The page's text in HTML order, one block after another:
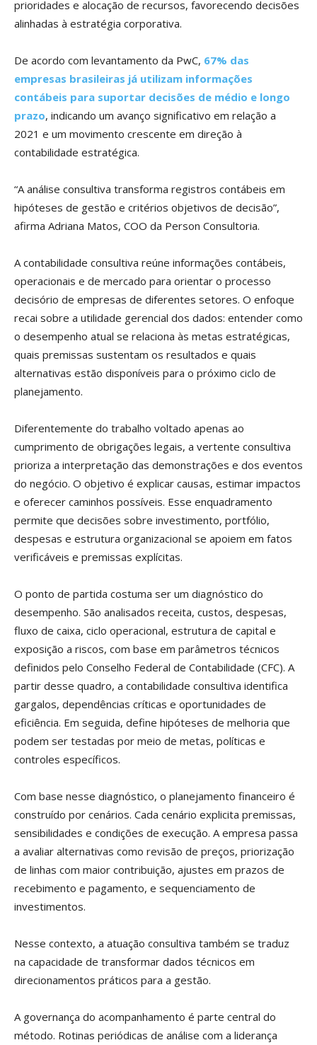
prioridades e alocação de recursos, favorecendo decisões
alinhadas à estratégia corporativa.
De acordo com levantamento da PwC, 67% das
empresas brasileiras já utilizam informações
contábeis para suportar decisões de médio e longo
prazo, indicando um avanço significativo em relação a
2021 e um movimento crescente em direção à
contabilidade estratégica.
“A análise consultiva transforma registros contábeis em
hipóteses de gestão e critérios objetivos de decisão”,
afirma Adriana Matos, COO da Person Consultoria.
A contabilidade consultiva reúne informações contábeis,
operacionais e de mercado para orientar o processo
decisório de empresas de diferentes setores. O enfoque
recai sobre a utilidade gerencial dos dados: entender como
o desempenho atual se relaciona às metas estratégicas,
quais premissas sustentam os resultados e quais
alternativas estão disponíveis para o próximo ciclo de
planejamento.
Diferentemente do trabalho voltado apenas ao
cumprimento de obrigações legais, a vertente consultiva
prioriza a interpretação das demonstrações e dos eventos
do negócio. O objetivo é explicar causas, estimar impactos
e oferecer caminhos possíveis. Esse enquadramento
permite que decisões sobre investimento, portfólio,
despesas e estrutura organizacional se apoiem em fatos
verificáveis e premissas explícitas.
O ponto de partida costuma ser um diagnóstico do
desempenho. São analisados receita, custos, despesas,
fluxo de caixa, ciclo operacional, estrutura de capital e
exposição a riscos, com base em parâmetros técnicos
definidos pelo Conselho Federal de Contabilidade (CFC). A
partir desse quadro, a contabilidade consultiva identifica
gargalos, dependências críticas e oportunidades de
eficiência. Em seguida, define hipóteses de melhoria que
podem ser testadas por meio de metas, políticas e
controles específicos.
Com base nesse diagnóstico, o planejamento financeiro é
construído por cenários. Cada cenário explicita premissas,
sensibilidades e condições de execução. A empresa passa
a avaliar alternativas como revisão de preços, priorização
de linhas com maior contribuição, ajustes em prazos de
recebimento e pagamento, e sequenciamento de
investimentos.
Nesse contexto, a atuação consultiva também se traduz
na capacidade de transformar dados técnicos em
direcionamentos práticos para a gestão.
A governança do acompanhamento é parte central do
método. Rotinas periódicas de análise com a liderança